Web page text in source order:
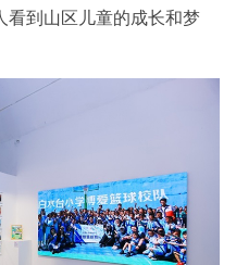
看到山区儿童的成长和梦